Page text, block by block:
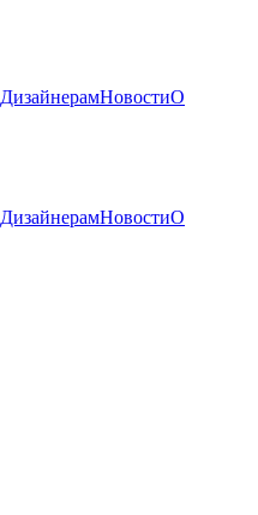
ДизайнерамНовостиО
ДизайнерамНовостиО